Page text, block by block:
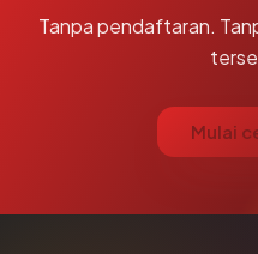
Tanpa pendaftaran.
Mulai